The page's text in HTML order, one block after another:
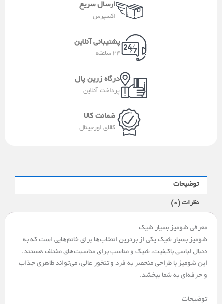
t
s
a
p
p
i
-
l
t
l
ارسال سریع
اکسپرس
پشتیبانی آنلاین
24 ساعته
درگاه زرین پال
پرداخت آنلاین
ضمانت کالا
کالای اورجینال
توضیحات
نظرات (0)
معرفی شومیز بسیار شیک
شومیز بسیار شیک یکی از برترین انتخاب‌ها برای خانم‌هایی است که به
دنبال لباسی باکیفیت، شیک و مناسب برای مناسبت‌های مختلف هستند.
این شومیز با طراحی منحصر به فرد و تنخور عالی، می‌تواند ظاهری جذاب
و حرفه‌ای به شما ببخشد.
توضیحات